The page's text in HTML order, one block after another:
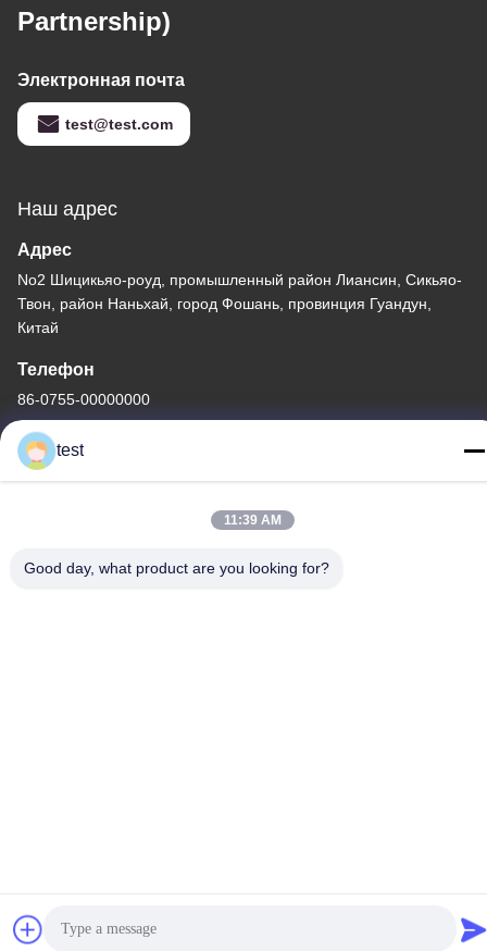
Partnership)
Электронная почта
test@test.com
Наш адрес
Адрес
No2 Шицикьяо-роуд, промышленный район Лиансин, Сикьяо-
Твон, район Наньхай, город Фошань, провинция Гуандун,
Китай
Телефон
86-0755-00000000
Политика конфиденциальности
test
11:39 AM
Good day, what product are you looking for?